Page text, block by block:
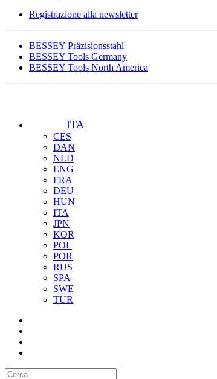
Registrazione alla newsletter
BESSEY Präzisionsstahl
BESSEY Tools Germany
BESSEY Tools North America
ITA
CES
DAN
NLD
ENG
FRA
DEU
HUN
ITA
JPN
KOR
POL
POR
RUS
SPA
SWE
TUR